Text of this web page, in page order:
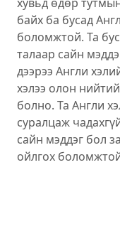
байх ба бусад
боломжтой. Та
талаар сайн
дээрээ Англи
хэлээ олон
болно. Та Англи
суралцаж
сайн мэддэг бол
ойлгох